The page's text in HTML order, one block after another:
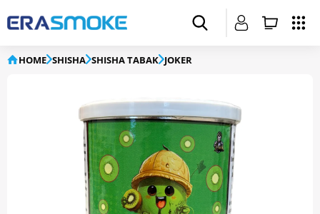
HOME SHISHA SHISHA TABAK JOKER